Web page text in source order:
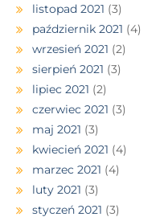
listopad 2021 (3)
październik 2021 (4)
wrzesień 2021 (2)
sierpień 2021 (3)
lipiec 2021 (2)
czerwiec 2021 (3)
maj 2021 (3)
kwiecień 2021 (4)
marzec 2021 (4)
luty 2021 (3)
styczeń 2021 (3)